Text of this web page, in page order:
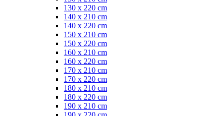
130 x 220 cm
140 x 210 cm
140 x 220 cm
150 x 210 cm
150 x 220 cm
160 x 210 cm
160 x 220 cm
170 x 210 cm
170 x 220 cm
180 x 210 cm
180 x 220 cm
190 x 210 cm